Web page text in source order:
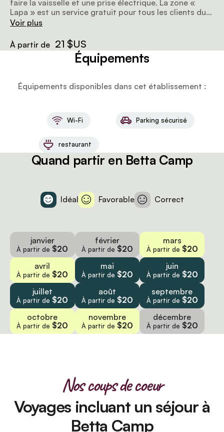
faire la vaisselle et une prise électrique. La zone «
Lapa » est un service gratuit pour tous les clients du
camp de montagne. Sanitaires partagés.
Voir plus
À partir de 21 $US
Équipements
Équipements disponibles dans cet établissement :
Wi-Fi Parking sécurisé
restaurant
Quand partir en Betta Camp
Idéal Favorable Correct
janvier
À partir de $20
février
À partir de $20
mars
À partir de $20
avril
À partir de $20
mai
À partir de $20
juin
À partir de $20
juillet
À partir de $20
août
À partir de $20
septembre
À partir de $20
octobre
À partir de $20
novembre
À partir de $20
décembre
À partir de $20
Nos coups de coeur
Voyages incluant un séjour à
Betta Camp